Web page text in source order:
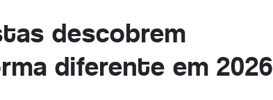
descobrem
diferente em 2026